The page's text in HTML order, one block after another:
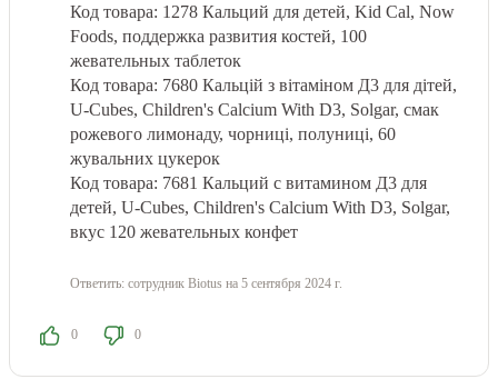
Код товара: 1278 Кальций для детей, Kid Cal, Now
Foods, поддержка развития костей, 100
жевательных таблеток
Код товара: 7680 Кальцій з вітаміном Д3 для дітей,
U-Cubes, Children's Calcium With D3, Solgar, смак
рожевого лимонаду, чорниці, полуниці, 60
жувальних цукерок
Код товара: 7681 Кальций с витамином Д3 для
детей, U-Cubes, Children's Calcium With D3, Solgar,
вкус 120 жевательных конфет
Ответить: сотрудник Biotus на 5 сентября 2024 г.
0 0